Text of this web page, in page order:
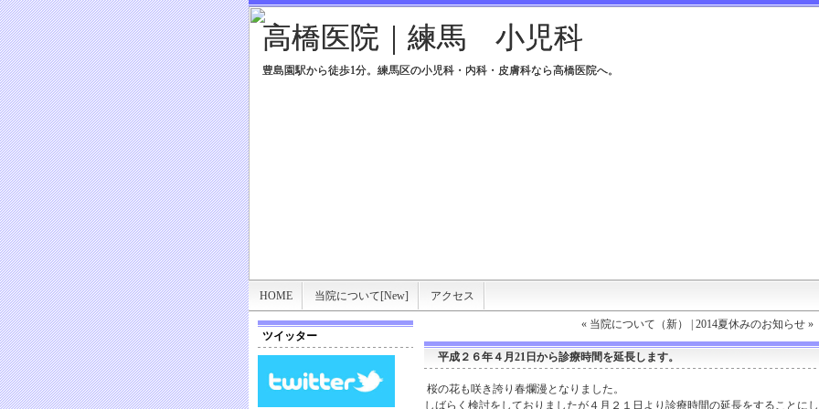
高橋医院｜練馬 小児科
豊島園駅から徒歩1分。練馬区の小児科・内科・皮膚科なら高橋医院へ。
HOME 当院について[New] アクセス
« 当院について（新） 2014夏休みのお知らせ »
平成２６年４月21日から診療時間を延長します。
桜の花も咲き誇り春爛漫となりました。
しばらく検討をしておりましたが４月２１日より診療時間の延長をすることに
ツイッター
高橋医院｜練馬 小児科
豊島園駅から徒歩1分。練馬区の小児科・内科・皮膚科なら高橋医院へ。